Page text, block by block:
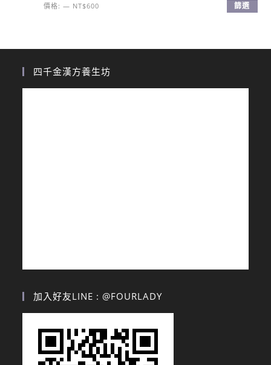
篩選
價格:— NT$600
四千金漢方養生坊
加入好友LINE : @FOURLADY